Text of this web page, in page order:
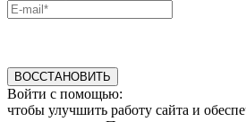
ВОССТАНОВИТЬ
Войти с помощью:
чтобы улучшить работу сайта и